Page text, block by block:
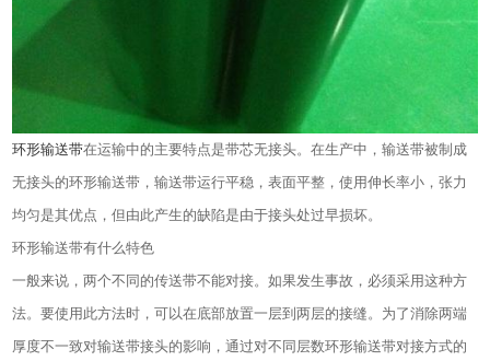
环形输送带在运输中的主要特点是带芯无接头。在生产中，输送带被制成
无接头的环形输送带，输送带运行平稳，表面平整，使用伸长率小，张力
均匀是其优点，但由此产生的缺陷是由于接头处过早损坏。
环形输送带有什么特色
一般来说，两个不同的传送带不能对接。如果发生事故，必须采用这种方
法。要使用此方法时，可以在底部放置一层到两层的接缝。为了消除两端
厚度不一致对输送带接头的影响，通过对不同层数环形输送带对接方式的